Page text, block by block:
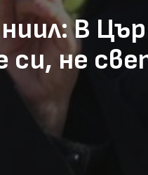
В
си, не